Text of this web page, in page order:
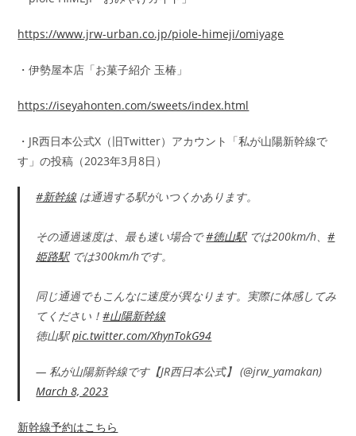
https://www.jrw-urban.co.jp/piole-himeji/omiyage
・伊勢屋本店「お菓子紹介 玉椿」
https://iseyahonten.com/sweets/index.html
・JR西日本公式X（旧Twitter）アカウント「私が山陽新幹線で
す」の投稿（2023年3月8日）
#新幹線は通過する駅がいつくかあります。
その通過速度は、最も速い場合で#徳山駅では200km/h、#
姫路駅では300km/hです。
同じ通過でもこんなに速度が異なります。実際に体感してみ
てください！#山陽新幹線
徳山駅pic.twitter.com/XhynTokG94
— 私が山陽新幹線です【JR西日本公式】 (@jrw_yamakan)
March 8, 2023
新幹線予約はこちら